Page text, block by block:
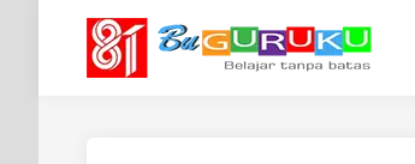
content